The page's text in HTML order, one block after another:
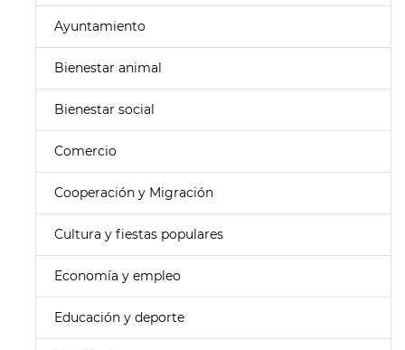
Ayuntamiento
Bienestar animal
Bienestar social
Comercio
Cooperación y Migración
Cultura y fiestas populares
Economía y empleo
Educación y deporte